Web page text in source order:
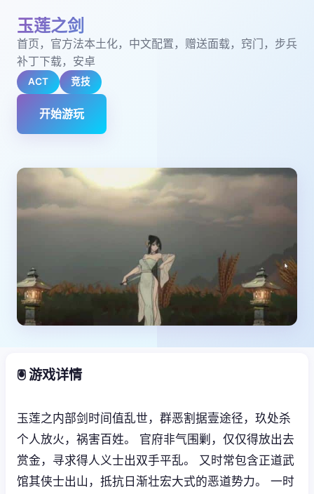
玉莲之剑
首页，官方法本土化，中文配置，赠送面载，窍门，步兵
补丁下载，安卓
ACT 竞技
开始游玩
🖲️ 游戏详情
玉莲之内部剑时间值乱世，群恶割据壹途径，玖处杀
个人放火，祸害百姓。 官府非气围剿，仅仅得放出去
赏金，寻求得人义士出双手平乱。 又时常包含正道武
馆其侠士出山，抵抗日渐壮宏大式的恶道势力。 一时